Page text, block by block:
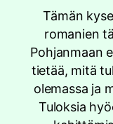
Tämän
romanien
Pohjanmaan
tietää, mitä
olemassa ja
Tuloksia